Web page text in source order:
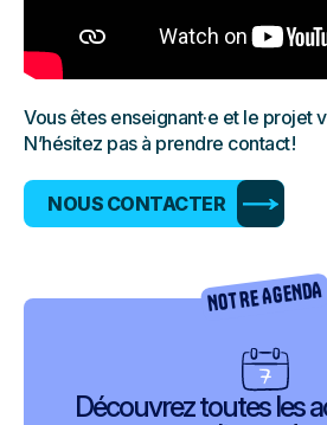
Vous êtes enseignant·e et le projet
N’hésitez pas à prendre contact !
NOUS CONTACTER
NOTRE AGENDA
Découvrez toutes les